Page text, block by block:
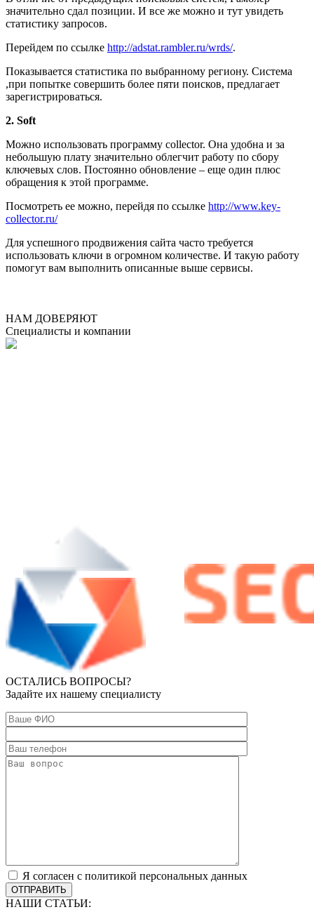
значительно сдал позиции. И все же можно и тут увидеть
статистику запросов.
Перейдем по ссылке http://adstat.rambler.ru/wrds/.
Показывается статистика по выбранному региону. Система
,при попытке совершить более пяти поисков, предлагает
зарегистрироваться.
2. Soft
Можно использовать программу collector. Она удобна и за
небольшую плату значительно облегчит работу по сбору
ключевых слов. Постоянно обновление – еще один плюс
обращения к этой программе.
Посмотреть ее можно, перейдя по ссылке http://www.key-
collector.ru/
Для успешного продвижения сайта часто требуется
использовать ключи в огромном количестве. И такую работу
помогут вам выполнить описанные выше сервисы.
НАМ ДОВЕРЯЮТ
Специалисты и компании
ОСТАЛИСЬ ВОПРОСЫ?
Задайте их нашему специалисту
Я согласен с политикой персональных данных
ОТПРАВИТЬ
НАШИ СТАТЬИ: